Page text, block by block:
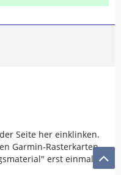
Seite her einklinken.
Garmin-Rasterkarten
erst einmal